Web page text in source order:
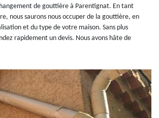
de gouttière à Parentignat. En tant
nous saurons nous occuper de la gouttière, en
et du type de votre maison. Sans plus
rapidement un devis. Nous avons hâte de